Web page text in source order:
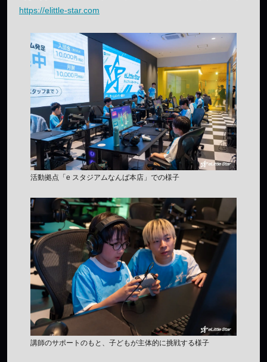
https://elittle-star.com
活動拠点「e スタジアムなんば本店」での様子
講師のサポートのもと、子どもが主体的に挑戦する様子